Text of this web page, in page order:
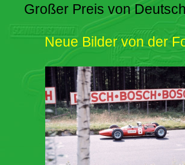
Großer Preis von
Neue Bilder von der